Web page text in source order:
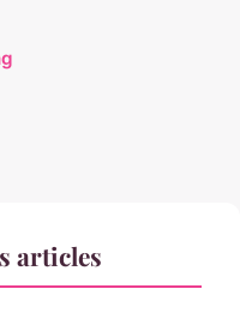
articles